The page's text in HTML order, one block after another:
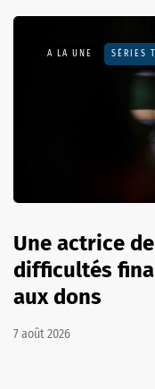
A LA UNE SÉRIES
Une actrice
difficultés
aux dons
7 août 2026